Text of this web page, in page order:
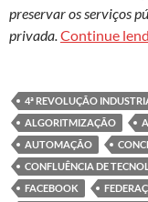
preservar os serviços
privada.Continue
4ª REVOLUÇÃO
ALGORITMIZAÇÃO
AUTOMAÇÃO
CONFLUÊNCIA DE
FACEBOOK